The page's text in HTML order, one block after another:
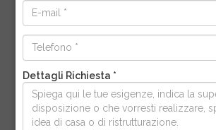
Dettagli Richiesta *